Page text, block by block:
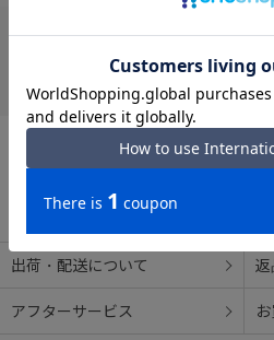
お支払い方法
出荷・配送について 返
アフターサービス